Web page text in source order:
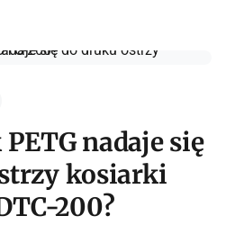
nadaje się
kosiarki
200?